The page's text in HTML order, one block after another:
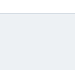
ー